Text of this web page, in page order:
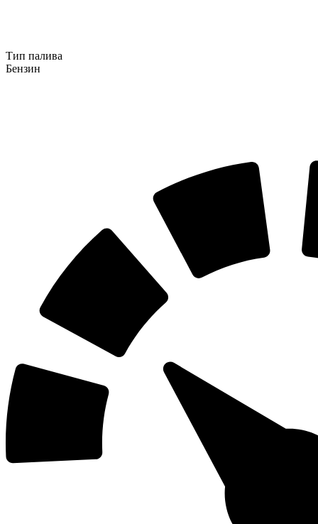
Тип палива
Бензин